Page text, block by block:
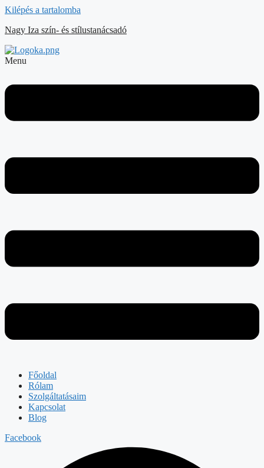
Kilépés a tartalomba
Nagy Iza szín- és stílustanácsadó
Menu
Főoldal
Rólam
Szolgáltatásaim
Kapcsolat
Blog
Facebook